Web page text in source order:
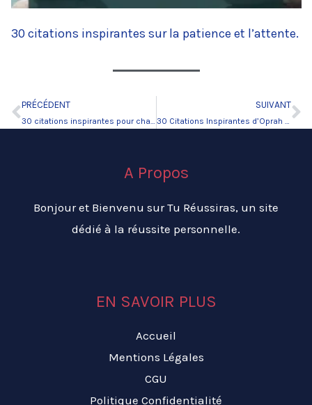
30 citations inspirantes sur la patience et l’attente.
Précédent
PRÉCÉDENT
30 citations inspirantes pour changer ma vie.
SUIVANT
30 Citations Inspirantes d’Oprah Winfrey Éclairer Votre Chemin.
A Propos
Bonjour et Bienvenu sur Tu Réussiras, un site
dédié à la réussite personnelle.
EN SAVOIR PLUS
Accueil
Mentions Légales
CGU
Politique Confidentialité